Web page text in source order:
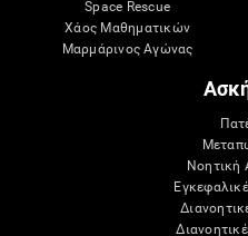
Space Rescue
Χάος Μαθηματικών
Μαρμάρινος Αγώνας
Νοητική